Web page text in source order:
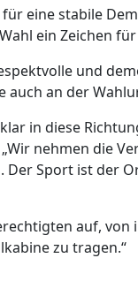
eine stabile
ein Zeichen
und
auch an der
in diese
nehmen die
Sport ist der
auf, von
zu tragen.“